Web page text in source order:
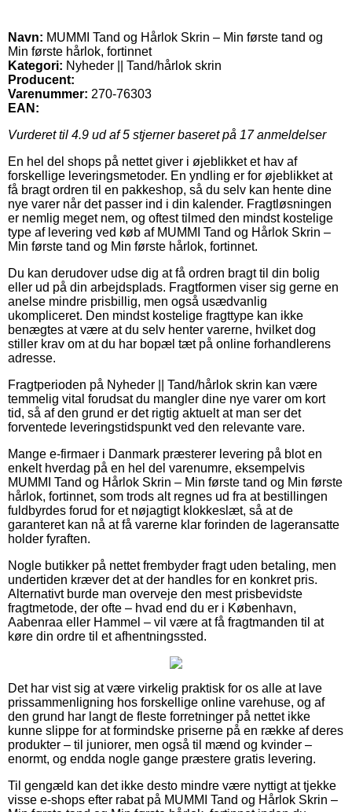
Navn: MUMMI Tand og Hårlok Skrin – Min første tand og
Min første hårlok, fortinnet
Kategori: Nyheder || Tand/hårlok skrin
Producent:
Varenummer: 270-76303
EAN:
Vurderet til 4.9 ud af 5 stjerner baseret på 17anmeldelser
En hel del shops på nettet giver i øjeblikket et hav af
forskellige leveringsmetoder. En yndling er for øjeblikket at
få bragt ordren til en pakkeshop, så du selv kan hente dine
nye varer når det passer ind i din kalender. Fragtløsningen
er nemlig meget nem, og oftest tilmed den mindst kostelige
type af levering ved køb af MUMMI Tand og Hårlok Skrin –
Min første tand og Min første hårlok, fortinnet.
Du kan derudover udse dig at få ordren bragt til din bolig
eller ud på din arbejdsplads. Fragtformen viser sig gerne en
anelse mindre prisbillig, men også usædvanlig
ukompliceret. Den mindst kostelige fragttype kan ikke
benægtes at være at du selv henter varerne, hvilket dog
stiller krav om at du har bopæl tæt på online forhandlerens
adresse.
Fragtperioden på Nyheder || Tand/hårlok skrin kan være
temmelig vital forudsat du mangler dine nye varer om kort
tid, så af den grund er det rigtig aktuelt at man ser det
forventede leveringstidspunkt ved den relevante vare.
Mange e-firmaer i Danmark præsterer levering på blot en
enkelt hverdag på en hel del varenumre, eksempelvis
MUMMI Tand og Hårlok Skrin – Min første tand og Min første
hårlok, fortinnet, som trods alt regnes ud fra at bestillingen
fuldbyrdes forud for et nøjagtigt klokkeslæt, så at de
garanteret kan nå at få varerne klar forinden de lageransatte
holder fyraften.
Nogle butikker på nettet frembyder fragt uden betaling, men
undertiden kræver det at der handles for en konkret pris.
Alternativt burde man overveje den mest prisbevidste
fragtmetode, der ofte – hvad end du er i København,
Aabenraa eller Hammel – vil være at få fragtmanden til at
køre din ordre til et afhentningssted.
Det har vist sig at være virkelig praktisk for os alle at lave
prissammenligning hos forskellige online varehuse, og af
den grund har langt de fleste forretninger på nettet ikke
kunne slippe for at formindske priserne på en række af deres
produkter – til juniorer, men også til mænd og kvinder –
enormt, og endda nogle gange præstere gratis levering.
Til gengæld kan det ikke desto mindre være nyttigt at tjekke
visse e-shops efter rabat på MUMMI Tand og Hårlok Skrin –